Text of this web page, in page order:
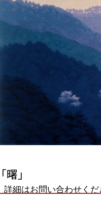
「曙」
詳細はお問い合わせくだ